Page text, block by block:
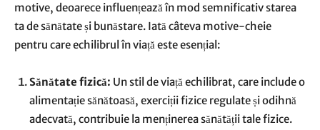
motive, deoarece influențează în mod semnificativ starea
ta de sănătate și bunăstare. Iată câteva motive-cheie
pentru care echilibrul în viață este esențial:
Sănătate fizică: Un stil de viață echilibrat, care include o
alimentație sănătoasă, exerciții fizice regulate și odihnă
adecvată, contribuie la menținerea sănătății tale fizice.